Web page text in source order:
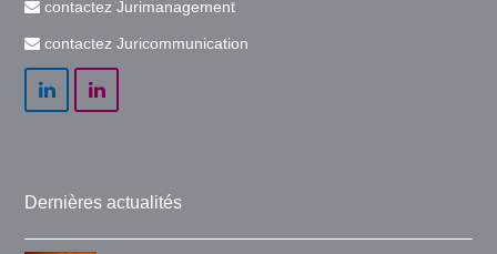
contactez Jurimanagement
contactez Juricommunication
LinkedInLinkedIn
Dernières actualités